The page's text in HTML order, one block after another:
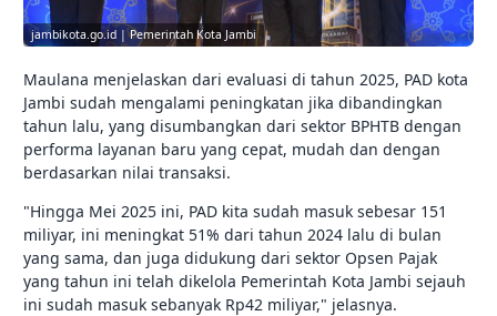
jambikota.go.id | Pemerintah Kota Jambi
Maulana menjelaskan dari evaluasi di tahun 2025, PAD kota
Jambi sudah mengalami peningkatan jika dibandingkan
tahun lalu, yang disumbangkan dari sektor BPHTB dengan
performa layanan baru yang cepat, mudah dan dengan
berdasarkan nilai transaksi.
"Hingga Mei 2025 ini, PAD kita sudah masuk sebesar 151
miliyar, ini meningkat 51% dari tahun 2024 lalu di bulan
yang sama, dan juga didukung dari sektor Opsen Pajak
yang tahun ini telah dikelola Pemerintah Kota Jambi sejauh
ini sudah masuk sebanyak Rp42 miliyar," jelasnya.